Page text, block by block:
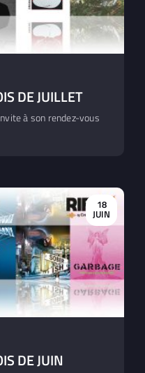
DE JUILLET
à son rendez-vous
18
JUIN
DE JUIN